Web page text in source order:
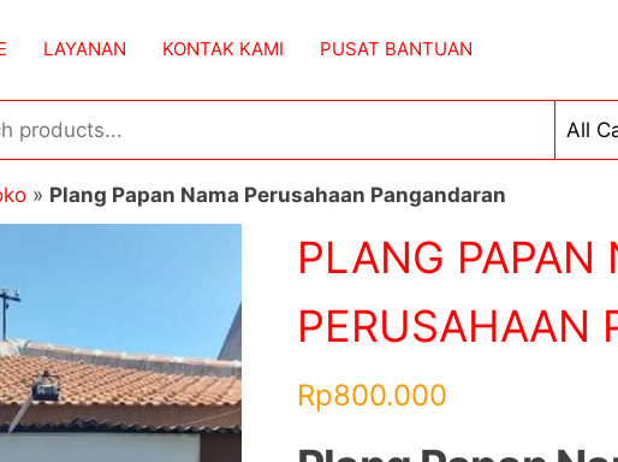
LAYANAN KONTAK KAMI PUSAT BANTUAN
» Plang Papan Nama Perusahaan Pangandaran
PLANG PAPAN
PERUSAHAAN
Rp800.000